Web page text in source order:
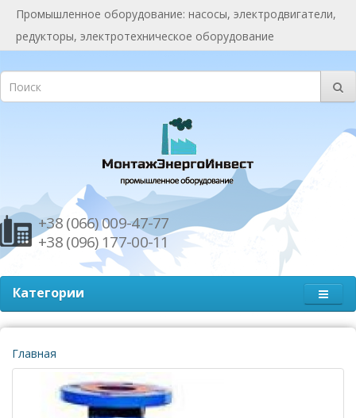
Промышленное оборудование: насосы, электродвигатели,
редукторы, электротехническое оборудование
+38 (066) 009-47-77
+38 (096) 177-00-11
Категории
Главная